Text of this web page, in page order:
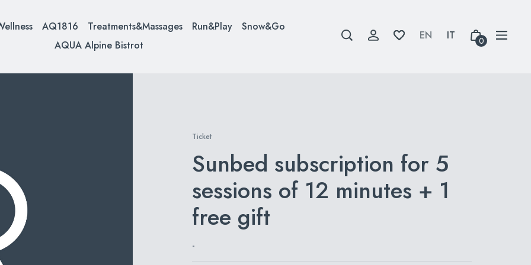
AQ1816 Treatments&Massages Run&Play
Snow&Go
AQUA Alpine Bistrot
0
Ticket
Sunbed subscription for 5
sessions of 12 minutes + 1
free gift
-